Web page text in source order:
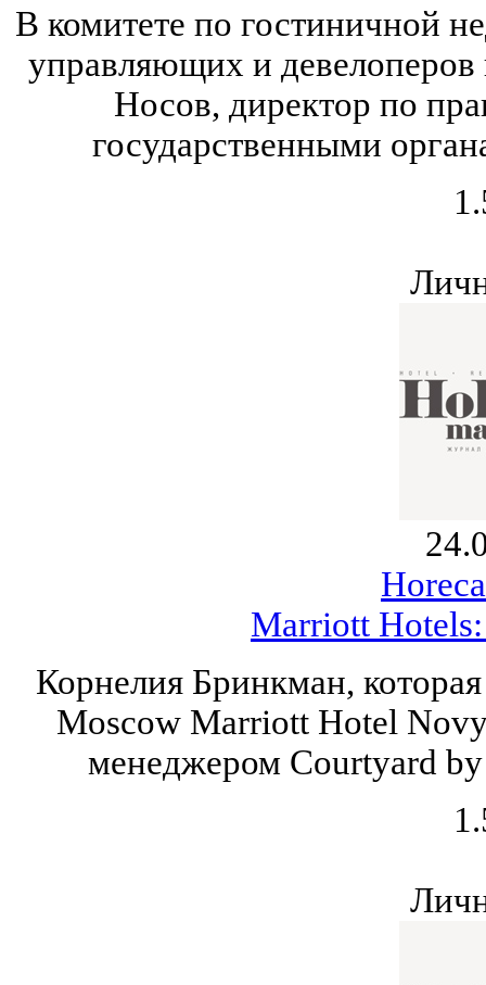
В комитете по гостиничной
управляющих и
Носов, директор по
государственными
Marriott Hotels:
Корнелия Бринкман, которая
Moscow Marriott Hotel
менеджером Courtyard